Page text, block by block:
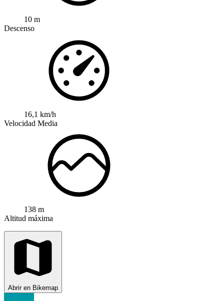
10 m
Descenso
16,1 km/h
Velocidad Media
138 m
Altitud máxima
Abrir en Bikemap